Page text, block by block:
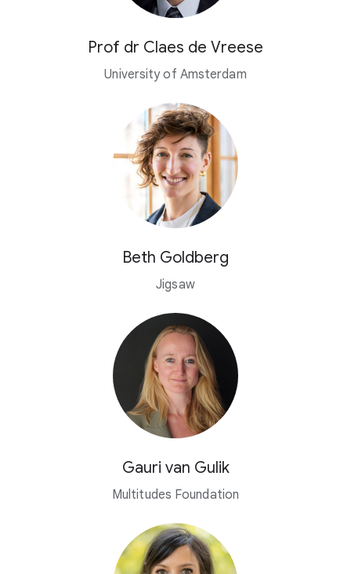
Prof dr Claes de Vreese
University of Amsterdam
Beth Goldberg
Jigsaw
Gauri van Gulik
Multitudes Foundation